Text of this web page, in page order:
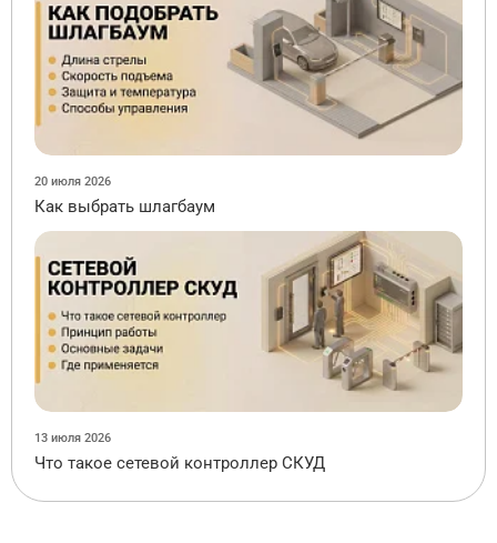
20 июля 2026
Как выбрать шлагбаум
13 июля 2026
Что такое сетевой контроллер СКУД